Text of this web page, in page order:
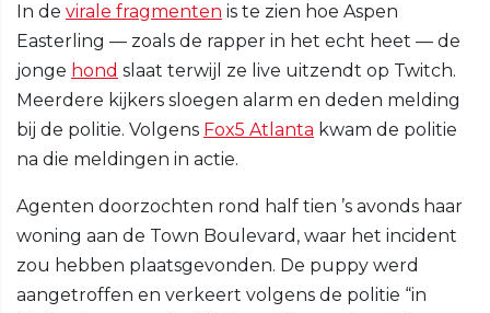
In de virale fragmenten is te zien hoe Aspen
Easterling — zoals de rapper in het echt heet — de
jonge hond slaat terwijl ze live uitzendt op Twitch.
Meerdere kijkers sloegen alarm en deden melding
bij de politie. Volgens Fox5 Atlanta kwam de politie
na die meldingen in actie.
Agenten doorzochten rond half tien ’s avonds haar
woning aan de Town Boulevard, waar het incident
zou hebben plaatsgevonden. De puppy werd
aangetroffen en verkeert volgens de politie “in